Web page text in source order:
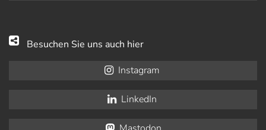
Besuchen Sie uns auch hier
Instagram
LinkedIn